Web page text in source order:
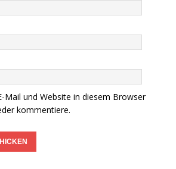
Mail und Website in diesem Browser
kommentiere.